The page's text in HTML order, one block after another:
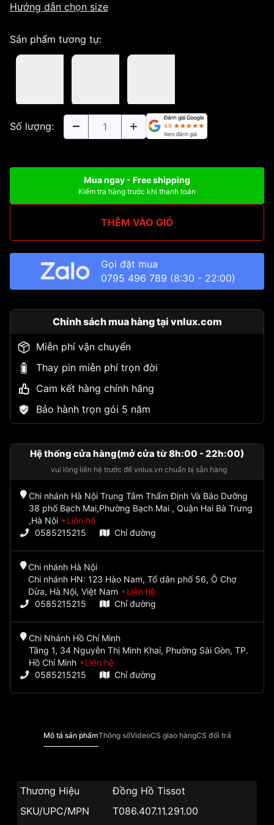
Hướng dẫn chọn size
Sản phẩm tương tự:
Số lượng:
Mua ngay - Free shipping
Kiểm tra hàng trước khi thanh toán
THÊM VÀO GIỎ
Gọi đặt mua
0795 496 789 (8:30 - 22:00)
Chính sách mua hàng tại vnlux.com
Miễn phí vận chuyển
Thay pin miễn phí trọn đời
Cam kết hàng chính hãng
Bảo hành trọn gói 5 năm
Hệ thống cửa hàng(mở cửa từ 8h:00 - 22h:00)
vui lòng liên hệ trước để vnlux.vn chuẩn bị sẵn hàng
Chi nhánh Hà Nội Trung Tâm Thẩm Định Và Bảo Dưỡng
38 phố Bạch Mai,Phường Bạch Mai , Quận Hai Bà Trưng
,Hà Nội
Liên hệ
0585215215
Chỉ đường
Chi nhánh Hà Nội
Chi nhánh HN: 123 Hào Nam, Tổ dân phố 56, Ô Chợ
Dừa, Hà Nội, Việt Nam
Liên hệ
0585215215
Chỉ đường
Chi Nhánh Hồ Chí Minh
Tầng 1, 34 Nguyễn Thị Minh Khai, Phường Sài Gòn, TP.
Hồ Chí Minh
Liên hệ
0585215215
Chỉ đường
Mô tả sản phẩmThông sốVideoCS giao hàngCS đổi trả
Thương Hiệu
Đồng Hồ Tissot
SKU/UPC/MPN
T086.407.11.291.00